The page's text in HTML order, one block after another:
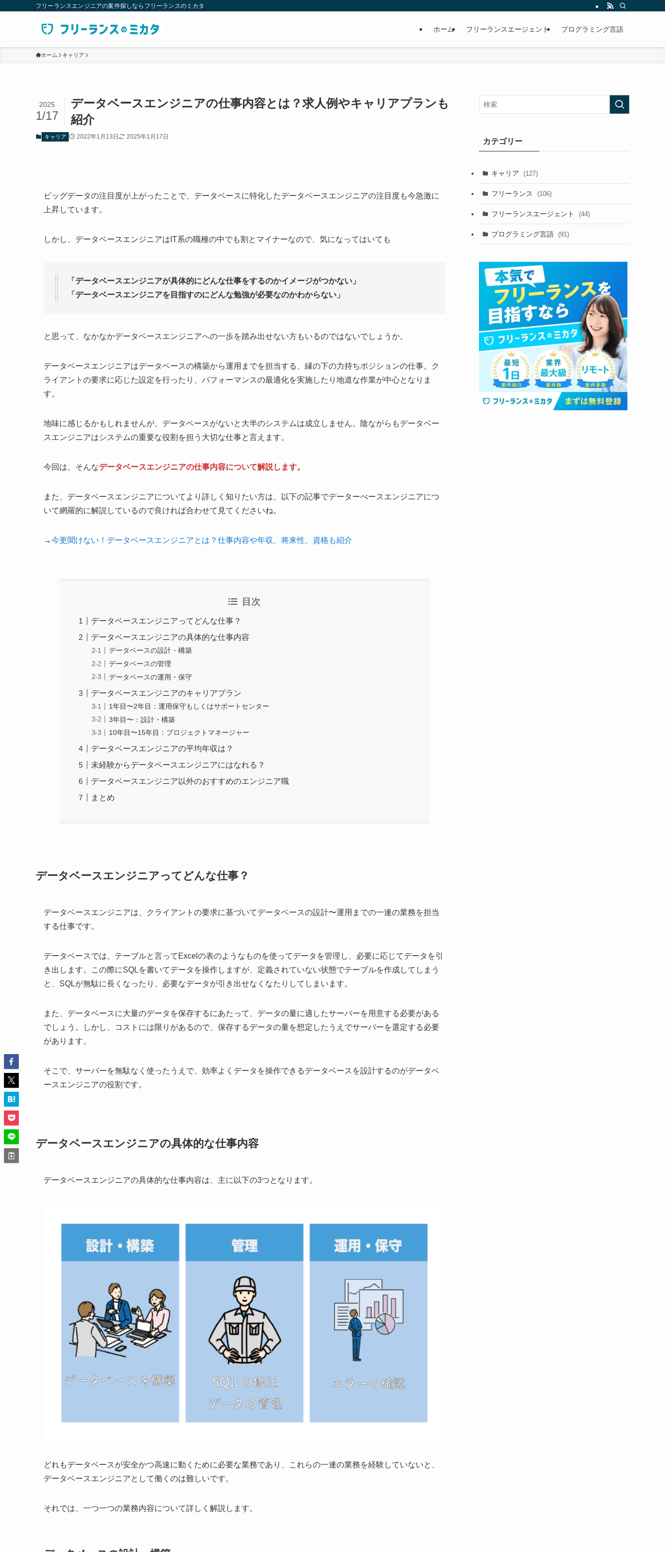
フリーランスエンジニアの案件探しならフリーランスのミカタ
ホーム フリーランスエージェント プログラミング言語
ホーム キャリア
データベースエンジニアの仕事内容とは？求人例やキャリアプランも
紹介
2025
1/17
キャリア 2022年1月13日 2025年1月17日
ビッグデータの注目度が上がったことで、データベースに特化したデータベースエンジニアの注目度も今急激に
上昇しています。
しかし、データベースエンジニアはIT系の職種の中でも割とマイナーなので、気になってはいても
「データベースエンジニアが具体的にどんな仕事をするのかイメージがつかない」
「データベースエンジニアを目指すのにどんな勉強が必要なのかわからない」
と思って、なかなかデータベースエンジニアへの一歩を踏み出せない方もいるのではないでしょうか。
データベースエンジニアはデータベースの構築から運用までを担当する、縁の下の力持ちポジションの仕事。ク
ライアントの要求に応じた設定を行ったり、パフォーマンスの最適化を実施したり地道な作業が中心となりま
す。
地味に感じるかもしれませんが、データベースがないと大半のシステムは成立しません。陰ながらもデータベー
スエンジニアはシステムの重要な役割を担う大切な仕事と言えます。
今回は、そんなデータベースエンジニアの仕事内容について解説します。
また、データベースエンジニアについてより詳しく知りたい方は、以下の記事でデーターべースエンジニアにつ
いて網羅的に解説しているので良ければ合わせて見てくださいね。
→今更聞けない！データベースエンジニアとは？仕事内容や年収、将来性、資格も紹介
目次
データベースエンジニアってどんな仕事？
データベースエンジニアの具体的な仕事内容
データベースの設計・構築
データベースの管理
データベースの運用・保守
データベースエンジニアのキャリアプラン
1年目〜2年目：運用保守もしくはサポートセンター
3年目〜：設計・構築
10年目〜15年目：プロジェクトマネージャー
データベースエンジニアの平均年収は？
未経験からデータベースエンジニアにはなれる？
データベースエンジニア以外のおすすめのエンジニア職
まとめ
データベースエンジニアってどんな仕事？
データベースエンジニアは、クライアントの要求に基づいてデータベースの設計〜運用までの一連の業務を担当
する仕事です。
データベースでは、テーブルと言ってExcelの表のようなものを使ってデータを管理し、必要に応じてデータを引
き出します。この際にSQLを書いてデータを操作しますが、定義されていない状態でテーブルを作成してしまう
と、SQLが無駄に長くなったり、必要なデータが引き出せなくなたりしてしまいます。
また、データベースに大量のデータを保存するにあたって、データの量に適したサーバーを用意する必要がある
でしょう。しかし、コストには限りがあるので、保存するデータの量を想定したうえでサーバーを選定する必要
があります。
そこで、サーバーを無駄なく使ったうえで、効率よくデータを操作できるデータベースを設計するのがデータベ
ースエンジニアの役割です。
データベースエンジニアの具体的な仕事内容
データベースエンジニアの具体的な仕事内容は、主に以下の3つとなります。
どれもデータベースが安全かつ高速に動くために必要な業務であり、これらの一連の業務を経験していないと、
データベースエンジニアとして働くのは難しいです。
それでは、一つ一つの業務内容について詳しく解説します。
カテゴリー
キャリア (127)
フリーランス (106)
フリーランスエージェント (44)
プログラミング言語 (91)